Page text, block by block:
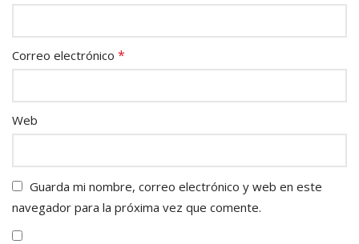
Correo electrónico *
Web
Guarda mi nombre, correo electrónico y web en este
navegador para la próxima vez que comente.